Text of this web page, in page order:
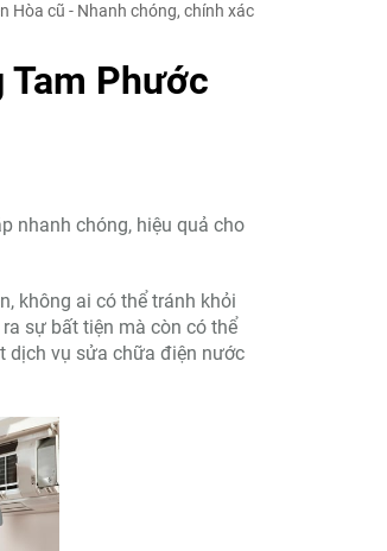
Hòa cũ - Nhanh chóng, chính xác
Phước
nhanh chóng, hiệu quả cho
không ai có thể tránh khỏi
sự bất tiện mà còn có thể
dịch vụ sửa chữa điện nước